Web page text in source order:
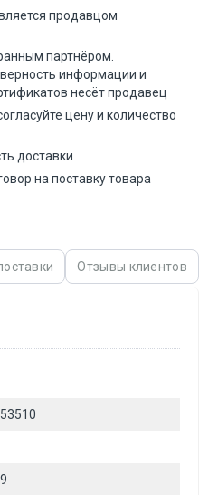
продавцом
партнёром.
информации и
несёт продавец
цену и количество
доставки
на поставку товара
Отзывы клиентов